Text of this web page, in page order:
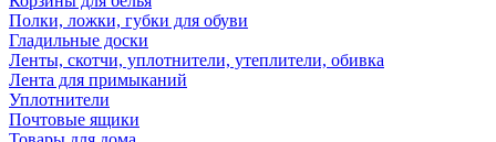
Полки, ложки, губки для обуви
Гладильные доски
Ленты, скотчи, уплотнители, утеплители, обивка
Лента для примыканий
Уплотнители
Почтовые ящики